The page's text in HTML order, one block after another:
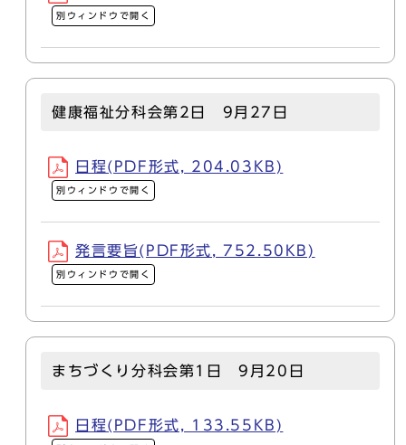
別ウィンドウで開く
健康福祉分科会第2日 9月27日
日程(PDF形式, 204.03KB)
別ウィンドウで開く
発言要旨(PDF形式, 752.50KB)
別ウィンドウで開く
まちづくり分科会第1日 9月20日
日程(PDF形式, 133.55KB)